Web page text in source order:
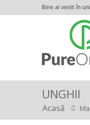
Bine ai venit în
UNGHII
Acasă